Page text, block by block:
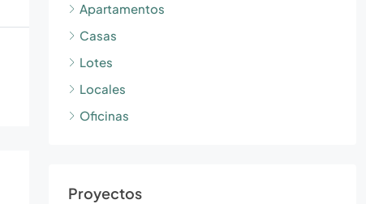
Apartamentos
Casas
Lotes
Locales
Oficinas
Proyectos